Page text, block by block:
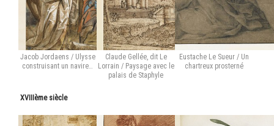
Jacob Jordaens / Ulysse
construisant un navire…
Claude Gellée, dit Le
Lorrain / Paysage avec le
palais de Staphyle
Eustache Le Sueur / Un
chartreux prosterné
XVIIIème siècle